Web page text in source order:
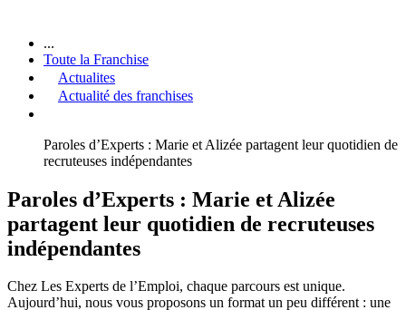
...
Toute la Franchise
Actualites
Actualité des franchises
Paroles d’Experts : Marie et Alizée partagent leur quotidien de
recruteuses indépendantes
Paroles d’Experts : Marie et Alizée
partagent leur quotidien de recruteuses
indépendantes
Chez Les Experts de l’Emploi, chaque parcours est unique.
Aujourd’hui, nous vous proposons un format un peu différent : une